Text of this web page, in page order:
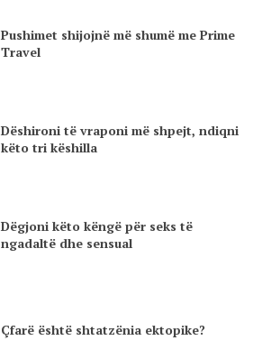
Pushimet shijojnë më shumë me Prime
Travel
Dëshironi të vraponi më shpejt, ndiqni
këto tri këshilla
Dëgjoni këto këngë për seks të
ngadaltë dhe sensual
Çfarë është shtatzënia ektopike?